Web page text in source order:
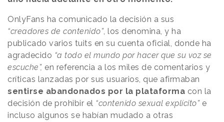
OnlyFans ha comunicado la decisión a sus
“creadores de contenido”, los denomina, y ha
publicado varios tuits en su cuenta oficial, donde ha
agradecido “a todo el mundo por hacer que su voz se
escuche”, en referencia a los miles de comentarios y
críticas lanzadas por sus usuarios, que afirmaban
sentirse abandonados por la plataforma con la
decisión de prohibir el “contenido sexual explícito”e
incluso algunos se habían mudado a otras